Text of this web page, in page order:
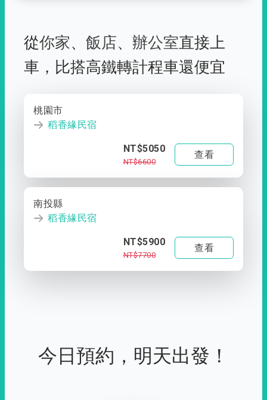
從你家、 飯店、 辦公室直接上
車， 比搭高鐵轉計程車還便宜
桃園市
稻香緣民宿
NT$5050
NT$6600
查看
南投縣
稻香緣民宿
NT$5900
NT$7700
查看
今日預約，明天出發！